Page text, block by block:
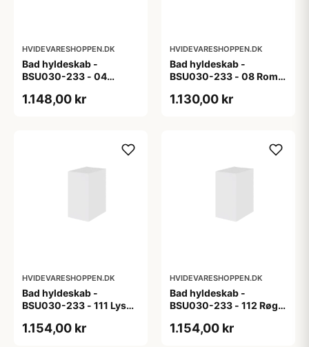
HVIDEVARESHOPPEN.DK
Bad hyldeskab -
BSU030-233 - 04
1.148,00 kr
HVIDEVARESHOPPEN.DK
Bad hyldeskab -
BSU030-233 - 08 Roma
1.130,00 kr
HVIDEVARESHOPPEN.DK
Bad hyldeskab -
BSU030-233 - 111 Lys
1.154,00 kr
HVIDEVARESHOPPEN.DK
Bad hyldeskab -
BSU030-233 - 112 Røget
1.154,00 kr